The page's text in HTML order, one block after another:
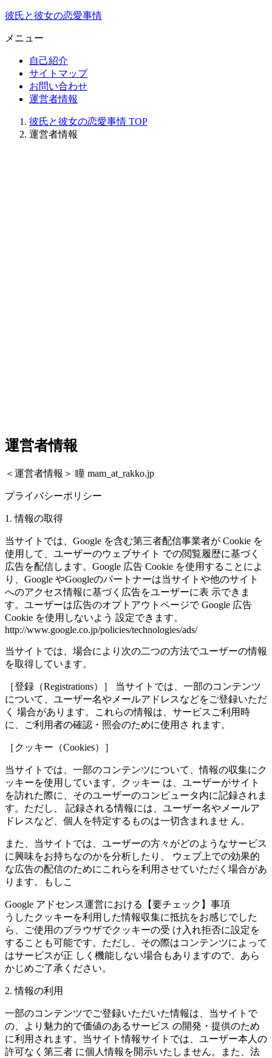
彼氏と彼女の恋愛事情
メニュー
自己紹介
サイトマップ
お問い合わせ
運営者情報
彼氏と彼女の恋愛事情 TOP
運営者情報
運営者情報
＜運営者情報＞ 瞳 mam_at_rakko.jp
プライバシーポリシー
1. 情報の取得
当サイトでは、Google を含む第三者配信事業者が Cookie を
使用して、ユーザーのウェブサイト での閲覧履歴に基づく
広告を配信します。Google 広告 Cookie を使用することによ
り、Google やGoogleのパートナーは当サイトや他のサイト
へのアクセス情報に基づく広告をユーザーに表 示できま
す。ユーザーは広告のオプトアウトページで Google 広告
Cookie を使用しないよう 設定できます。
http://www.google.co.jp/policies/technologies/ads/
当サイトでは、場合により次の二つの方法でユーザーの情報
を取得しています。
［登録（Registrations）］ 当サイトでは、一部のコンテンツ
について、ユーザー名やメールアドレスなどをご登録いただ
く 場合があります。これらの情報は、サービスご利用時
に、ご利用者の確認・照会のために使用さ れます。
［クッキー（Cookies）］
当サイトでは、一部のコンテンツについて、情報の収集にク
ッキーを使用しています。クッキー は、ユーザーがサイト
を訪れた際に、そのユーザーのコンピュータ内に記録されま
す。ただし、 記録される情報には、ユーザー名やメールア
ドレスなど、個人を特定するものは一切含まれませ ん。
また、当サイトでは、ユーザーの方々がどのようなサービス
に興味をお持ちなのかを分析したり、 ウェブ上での効果的
な広告の配信のためにこれらを利用させていただく場合があ
ります。もしこ
Google アドセンス運営における【要チェック】事項
うしたクッキーを利用した情報収集に抵抗をお感じでした
ら、ご使用のブラウザでクッキーの受 け入れ拒否に設定を
することも可能です。ただし、その際はコンテンツによって
はサービスが正 しく機能しない場合もありますので、あら
かじめご了承ください。
2. 情報の利用
一部のコンテンツでご登録いただいた情報は、当サイトで
の、より魅力的で価値のあるサービス の開発・提供のため
に利用されます。当サイト情報サイトでは、ユーザー本人の
許可なく第三者 に個人情報を開示いたしません。また、法